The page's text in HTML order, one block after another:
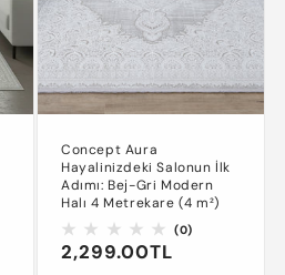
Concept Aura
Hayalinizdeki Salonun İlk
Adımı: Bej-Gri Modern
Halı 4 Metrekare (4 m²)
(0)
Normal
2,299.00TL